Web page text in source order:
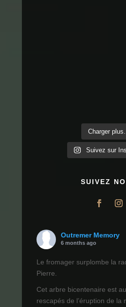
Charger plus…
Suivez sur
SUIVEZ
Outremer Memory
6 months ago
Le fromager surplombe la
Pierre.
Cet arbre bicentenaire est
rescapés de l’éruption de la